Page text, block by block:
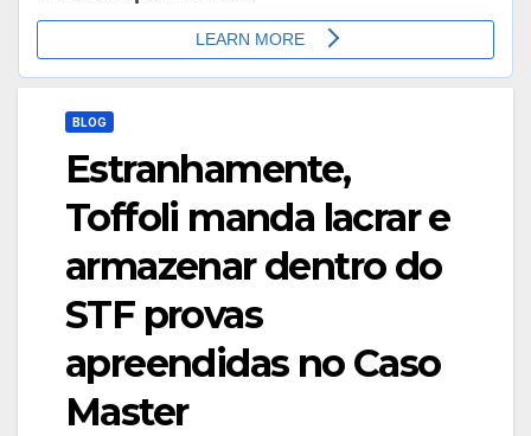
BLOG
Estranhamente,
Toffoli manda lacrar e
armazenar dentro do
STF provas
apreendidas no Caso
Master